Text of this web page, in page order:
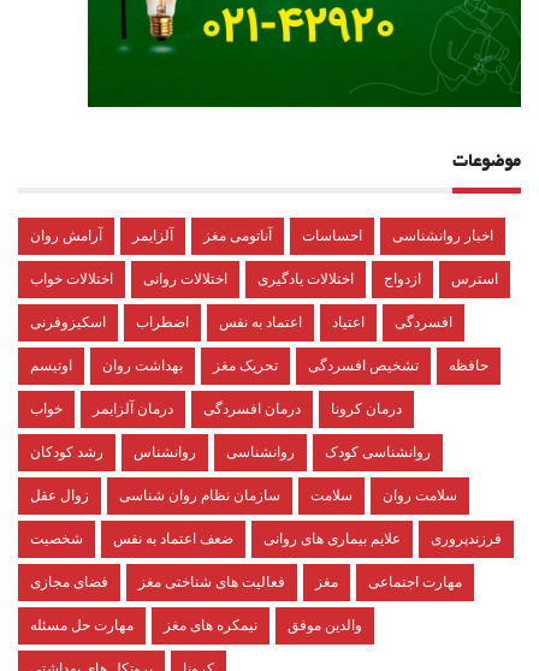
موضوعات
آرامش روان آلزایمر آناتومی مغز احساسات اخبار روانشناسی
اختلالات خواب اختلالات روانی اختلالات یادگیری ازدواج استرس
اسکیزوفرنی اضطراب اعتماد به نفس اعتیاد افسردگی
اوتیسم بهداشت روان تحریک مغز تشخیص افسردگی حافظه
خواب درمان آلزایمر درمان افسردگی درمان کرونا
رشد کودکان روانشناس روانشناسی روانشناسی کودک
زوال عقل سازمان نظام روان شناسی سلامت سلامت روان
شخصیت ضعف اعتماد به نفس علایم بیماری های روانی فرزندپروری
فضای مجازی فعالیت های شناختی مغز مغز مهارت اجتماعی
مهارت حل مسئله نیمکره های مغز والدین موفق